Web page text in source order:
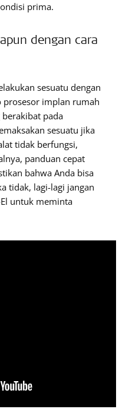
prima.
dengan cara
sesuatu dengan
prosesor implan rumah
pada
sesuatu jika
tidak berfungsi,
panduan cepat
bahwa Anda bisa
tidak, lagi-lagi jangan
untuk meminta